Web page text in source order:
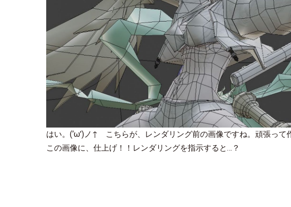
はい。(‘ω’)ノ↑ こちらが、レンダリング前の画像ですね。頑張って
この画像に、仕上げ！！レンダリングを指示すると…？